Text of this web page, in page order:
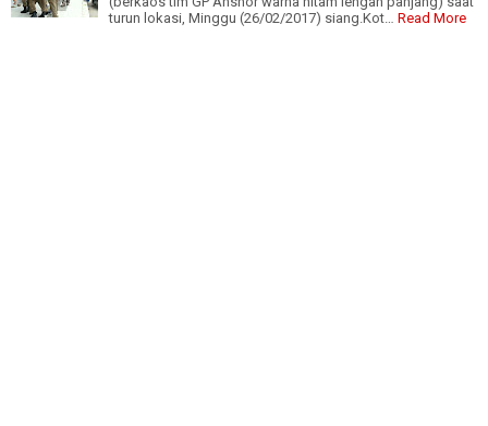
turun lokasi, Minggu (26/02/2017) siang.Kot… Read More